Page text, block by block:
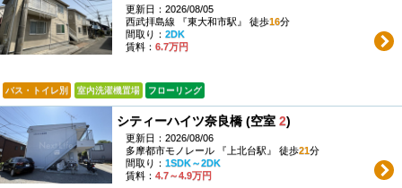
更新日：2026/08/05
西武拝島線 『東大和市駅』 徒歩16分
間取り： 2DK
賃料： 6.7万円
バス・トイレ別 室内洗濯機置場 フローリング
シティーハイツ奈良橋 (空室 2)
更新日：2026/08/06
多摩都市モノレール 『上北台駅』 徒歩21分
間取り： 1SDK～2DK
賃料： 4.7～4.9万円